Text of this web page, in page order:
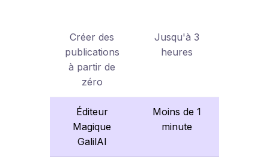
Créer des
publications
à partir de
zéro
Jusqu'à 3
heures
Éditeur
Magique
GalilAI
Moins de 1
minute